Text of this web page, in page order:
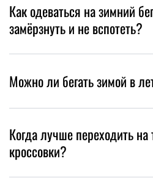
Как одеваться на зимний
замёрзнуть и не вспотеть?
Можно ли бегать зимой в
Когда лучше переходить
кроссовки?